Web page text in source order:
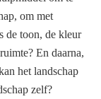
om met
de toon, de kleur
En daarna,
het landschap
zelf?